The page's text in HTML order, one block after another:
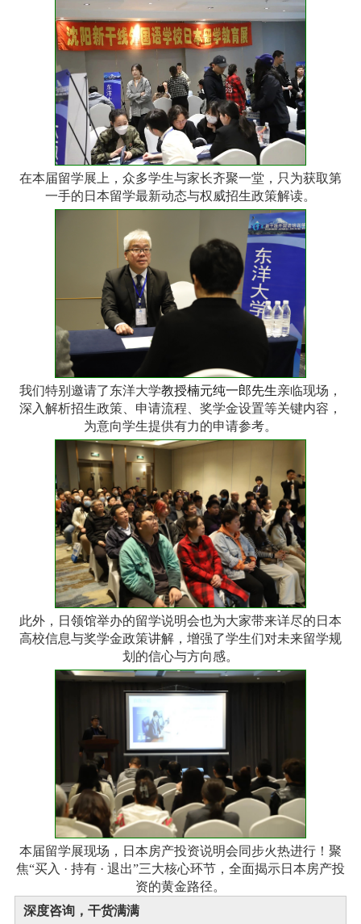
在本届留学展上，众多学生与家长齐聚一堂，只为获取第
一手的日本留学最新动态与权威招生政策解读。
我们特别邀请了东洋大学教授楠元纯一郎先生亲临现场，
深入解析招生政策、申请流程、奖学金设置等关键内容，
为意向学生提供有力的申请参考。
此外，日领馆举办的留学说明会也为大家带来详尽的日本
高校信息与奖学金政策讲解，增强了学生们对未来留学规
划的信心与方向感。
本届留学展现场，日本房产投资说明会同步火热进行！聚
焦“买入 · 持有 · 退出”三大核心环节，全面揭示日本房产投
资的黄金路径。
深度咨询，干货满满